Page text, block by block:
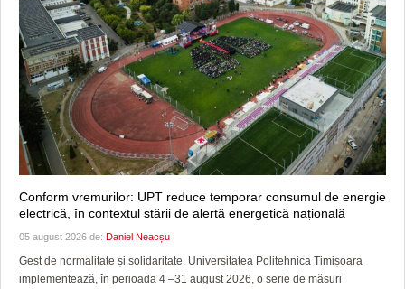
Conform vremurilor: UPT reduce temporar consumul de energie
electrică, în contextul stării de alertă energetică națională
05 august 2026 de: Daniel Neacșu
Gest de normalitate și solidaritate. Universitatea Politehnica Timișoara
implementează, în perioada 4 –31 august 2026, o serie de măsuri